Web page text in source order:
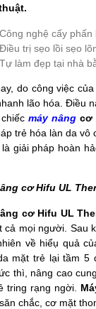
Công nghệ cấy phấn
Điều trị sẹo lồi sẹo
Tự làm đẹp tại nhà
do công việc
lão hóa. Điều
máy nângcơ
trẻ hóa làn da vô
là giải pháp hoàn
cơ Hifu UL
cơ Hifu UL
cả mọi người. Sau
về hiểụ quả
mặt trẻ lại tầm 5
thì, nâng cao
tring rạng ngời.
chắc, cơ mặt